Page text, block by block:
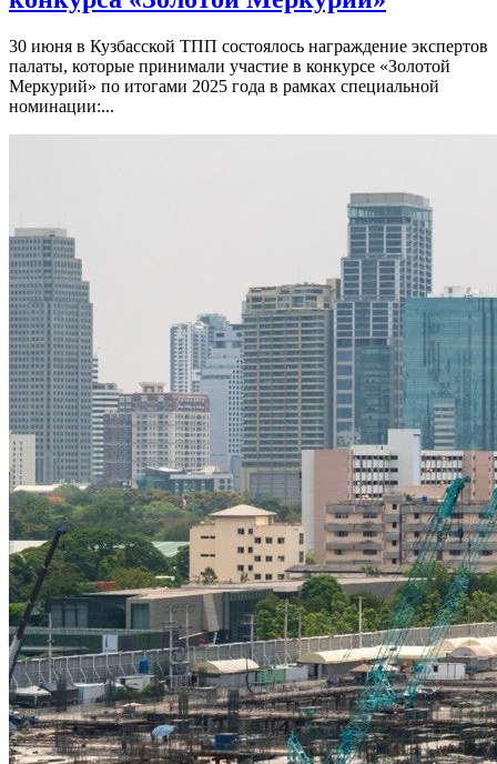
30 июня в Кузбасской ТПП состоялось награждение экспертов
палаты, которые принимали участие в конкурсе «Золотой
Меркурий» по итогами 2025 года в рамках специальной
номинации:...